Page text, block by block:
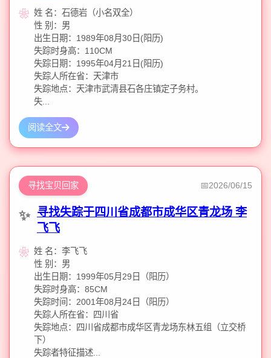
姓 名：石德岩（小名双全）
性 别：男
出生日期：1989年08月30日(阳历)
失踪时身高：110CM
失踪日期：1995年04月21日(阳历)
失踪人所在省：天津市
失踪地点：天津市武清县石各庄镇定子务村。
失...
阅读全文
寻找宝贝回家 2026/06/15
寻找失踪于四川省成都市成华区青龙场 李
飞飞
姓 名：李飞飞
性 别：男
出生日期：1999年05月29日（阳历）
失踪时身高：85CM
失踪时间：2001年08月24日（阳历）
失踪人所在省：四川省
失踪地点：四川省成都市成华区青龙场东林五组（立交桥
下）
失踪者特征描述...